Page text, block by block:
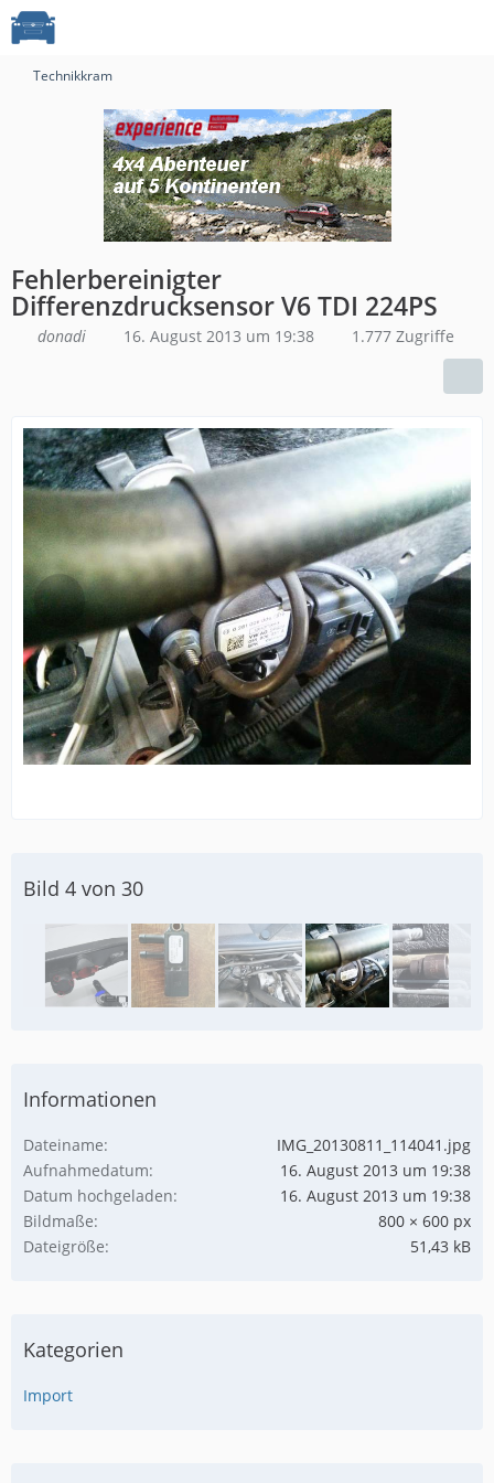
Technikkram
Fehlerbereinigter
Differenzdrucksensor V6 TDI 224PS
donadi 16. August 2013 um 19:38 1.777 Zugriffe
Bild 4 von 30
Informationen
Dateiname
IMG_20130811_114041.jpg
Aufnahmedatum
16. August 2013 um 19:38
Datum hochgeladen
16. August 2013 um 19:38
Bildmaße
800 × 600 px
Dateigröße
51,43 kB
Kategorien
Import